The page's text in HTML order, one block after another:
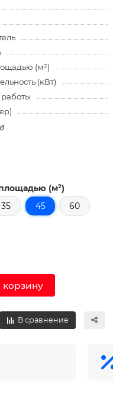
(м²)
(кВт)
(м²)
35 45 60
корзину
В сравнение